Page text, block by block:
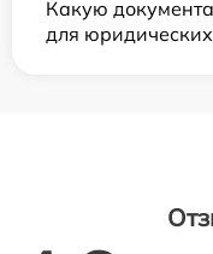
Какую
для